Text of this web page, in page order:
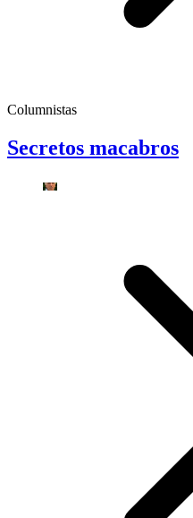
Columnistas
Secretos macabros